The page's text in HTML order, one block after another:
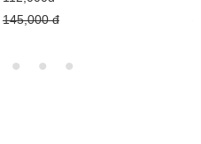
119,000đ